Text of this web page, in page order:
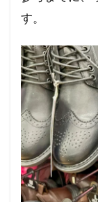
す。